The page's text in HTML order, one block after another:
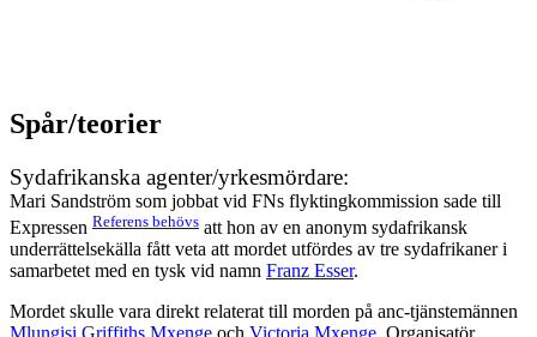
Spår/teorier
Sydafrikanska agenter/yrkesmördare:
Mari Sandström som jobbat vid FNs flyktingkommission sade till
Expressen Referens behövs att hon av en anonym sydafrikansk
underrättelsekälla fått veta att mordet utfördes av tre sydafrikaner i
samarbetet med en tysk vid namn Franz Esser.
Mordet skulle vara direkt relaterat till morden på anc-tjänstemännen